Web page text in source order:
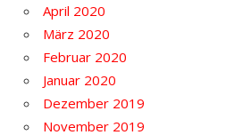
April 2020
März 2020
Februar 2020
Januar 2020
Dezember 2019
November 2019